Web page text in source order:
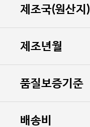
제조국(원산지)
제조년월
품질보증기준
배송비